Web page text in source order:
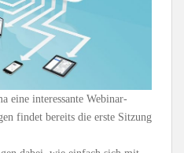
eine interessante Webinar-
findet bereits die erste Sitzung